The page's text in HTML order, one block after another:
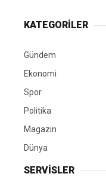
KATEGORİLER
Gündem
Ekonomi
Spor
Politika
Magazin
Dünya
SERVİSLER